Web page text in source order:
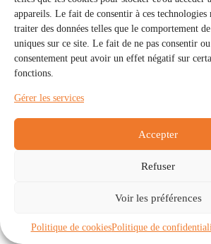
appareils. Le fait de consentir à ces technologies
traiter des données telles que le comportement
uniques sur ce site. Le fait de ne pas consentir
consentement peut avoir un effet négatif sur
fonctions.
Gérer les services
Accepter
Refuser
Voir les préférences
Politique de cookiesPolitique de
Communautés
À propos
Politique de cookies (UE)